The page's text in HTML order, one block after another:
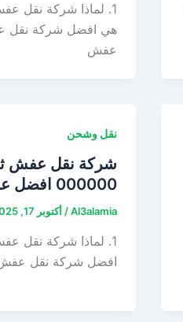
عفش
نقل وشحن
شركة نقل عفش
000000 افضل عمالة فلبينية مدربة
Al3alamia
/أكتوبر 17, 2025
افضل شركة نقل عفش بقلوة؟